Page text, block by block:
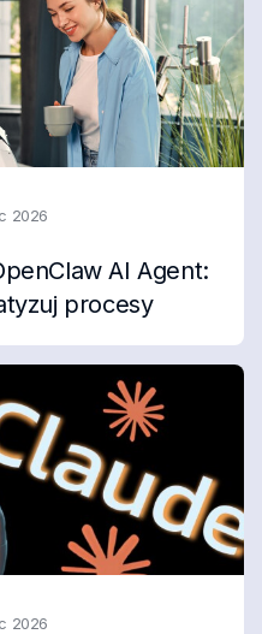
2026
AI Agent:
procesy
2026